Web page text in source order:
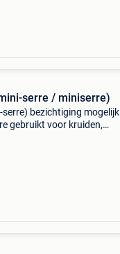
serre / miniserre)
serre) bezichtiging mogelijk
gebruikt voor kruiden,